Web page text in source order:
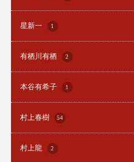
星新一 1
有栖川有栖 2
本谷有希子 1
村上春樹 54
村上龍 2